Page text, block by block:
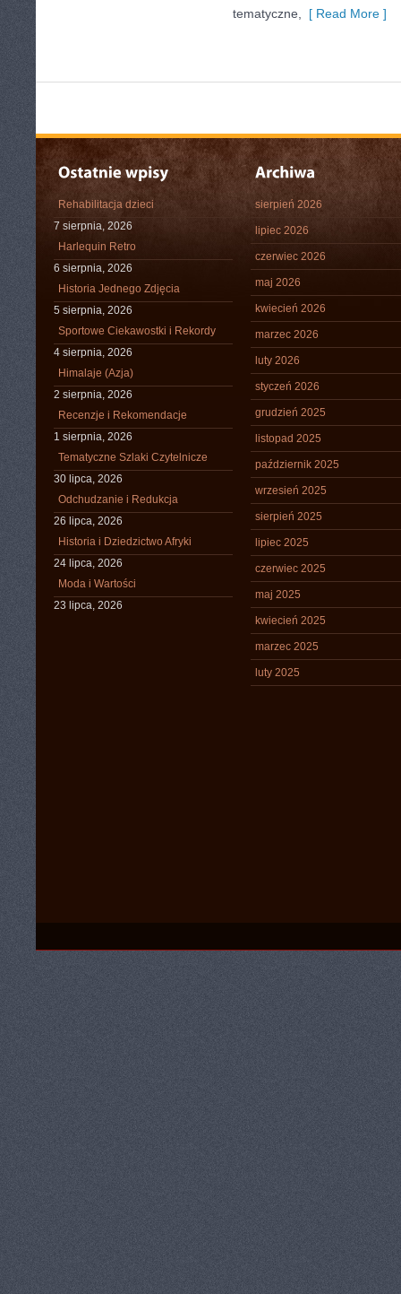
tematyczne,
[ Read More ]
Rehabilitacja dzieci
7 sierpnia, 2026
Harlequin Retro
6 sierpnia, 2026
Historia Jednego Zdjęcia
5 sierpnia, 2026
Sportowe Ciekawostki i Rekordy
4 sierpnia, 2026
Himalaje (Azja)
2 sierpnia, 2026
Recenzje i Rekomendacje
1 sierpnia, 2026
Tematyczne Szlaki Czytelnicze
30 lipca, 2026
Odchudzanie i Redukcja
26 lipca, 2026
Historia i Dziedzictwo Afryki
24 lipca, 2026
Moda i Wartości
23 lipca, 2026
sierpień 2026
lipiec 2026
czerwiec 2026
maj 2026
kwiecień 2026
marzec 2026
luty 2026
styczeń 2026
grudzień 2025
listopad 2025
październik 2025
wrzesień 2025
sierpień 2025
lipiec 2025
czerwiec 2025
maj 2025
kwiecień 2025
marzec 2025
luty 2025